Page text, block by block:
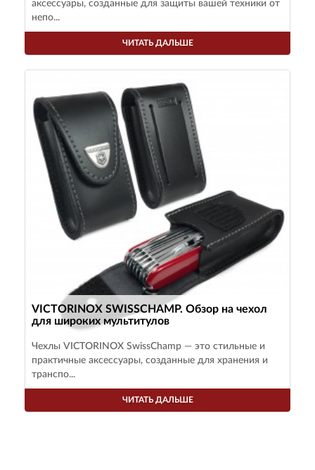
аксессуары, созданные для защиты вашей техники от
непо...
ЧИТАТЬ ДАЛЬШЕ
VICTORINOX SWISSCHAMP. Обзор на чехол
для широких мультитулов
Чехлы VICTORINOX SwissChamp — это стильные и
практичные аксессуары, созданные для хранения и
транспо...
ЧИТАТЬ ДАЛЬШЕ